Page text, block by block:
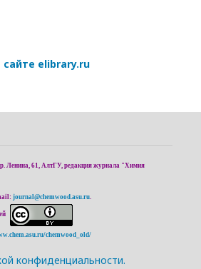
elibrary.ru
Ленина, 61, АлтГУ, редакция журнала "Химия
journal@chemwood.asu.ru
chemwood_old/
конфиденциальности.